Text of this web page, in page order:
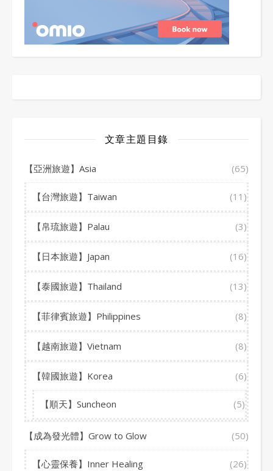
文章主題目錄
【亞洲旅遊】Asia (65)
【台灣旅遊】Taiwan (11)
【帛琉旅遊】Palau (3)
【日本旅遊】Japan (16)
【泰國旅遊】Thailand (13)
【菲律賓旅遊】Philippines (8)
【越南旅遊】Vietnam (8)
【韓國旅遊】Korea (6)
【順天】Suncheon (5)
【成為發光體】Grow to Glow (50)
【心靈保養】Inner Healing (26)